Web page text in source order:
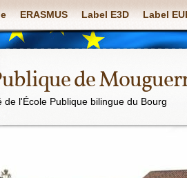
ERASMUS Label E3D Label
de
de l'École Publique bilingue du Bourg